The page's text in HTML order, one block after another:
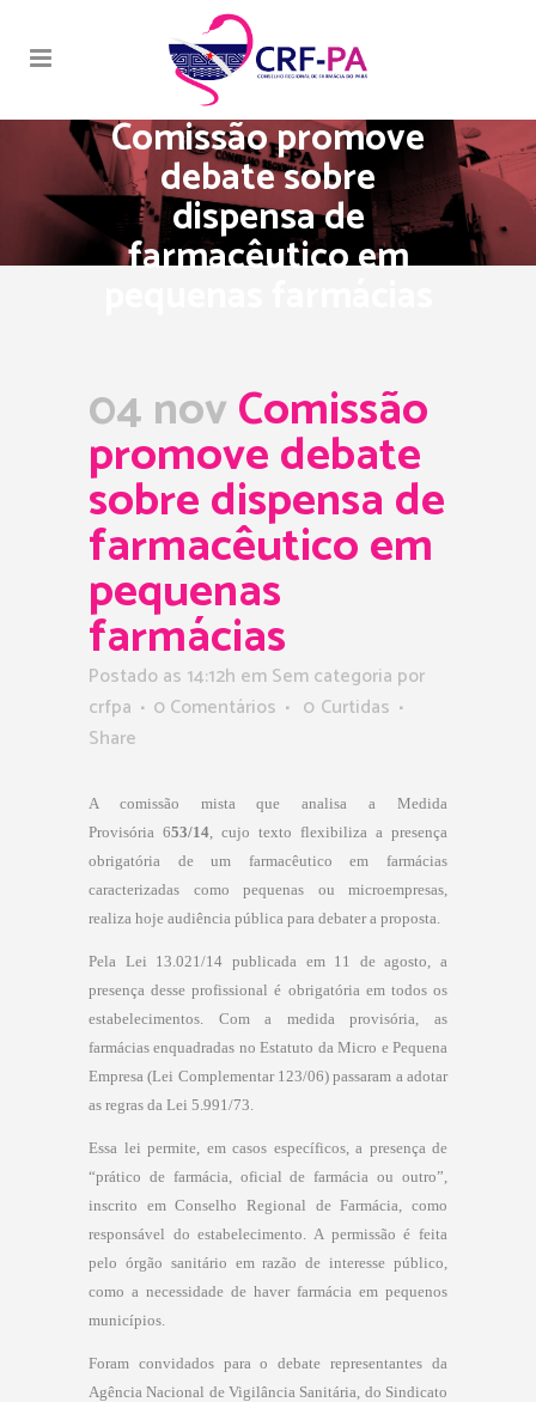
Comissão promove
debate sobre
dispensa de
farmacêutico em
04 novComissão
promove debate
sobre dispensa de
farmacêutico em
pequenas
farmácias
Postado as 14:12h em Sem categoria por
crfpa
0 Comentários 0 Curtidas
Share
A comissão mista que analisa a Medida
Provisória 653/14 , cujo texto flexibiliza a presença
obrigatória de um farmacêutico em farmácias
caracterizadas como pequenas ou microempresas,
realiza hoje audiência pública para debater a proposta.
Pela Lei 13.021/14 publicada em 11 de agosto, a
presença desse profissional é obrigatória em todos os
estabelecimentos. Com a medida provisória, as
farmácias enquadradas no Estatuto da Micro e Pequena
Empresa (Lei Complementar1 23/06) passaram a adotar
as regras da Lei 5.991/73.
Essa lei permite, em casos específicos, a presença de
“prático de farmácia, oficial de farmácia ou outro”,
inscrito em Conselho Regional de Farmácia, como
responsável do estabelecimento. A permissão é feita
pelo órgão sanitário em razão de interesse público,
como a necessidade de haver farmácia em pequenos
municípios.
Foram convidados para o debate representantes da
Agência Nacional de Vigilância Sanitária, do Sindicato